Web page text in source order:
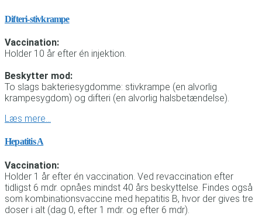
Difteri-stivkrampe
Vaccination:
Holder 10 år efter én injektion.
Beskytter mod:
To slags bakteriesygdomme: stivkrampe (en alvorlig
krampesygdom) og difteri (en alvorlig halsbetændelse).
Læs mere…
Hepatitis A
Vaccination:
Holder 1 år efter én vaccination. Ved revaccination efter
tidligst 6 mdr. opnåes mindst 40 års beskyttelse. Findes også
som kombinationsvaccine med hepatitis B, hvor der gives tre
doser i alt (dag 0, efter 1 mdr. og efter 6 mdr).